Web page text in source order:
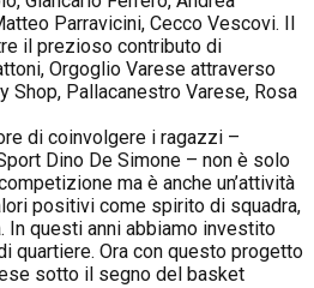
Parravicini, Cecco Vescovi. Il
il prezioso contributo di
Orgoglio Varese attraverso
Shop, Pallacanestro Varese, Rosa
di coinvolgere i ragazzi –
Dino De Simone – non è solo
ma è anche un’attività
positivi come spirito di squadra,
In questi anni abbiamo investito
quartiere. Ora con questo progetto
sotto il segno del basket